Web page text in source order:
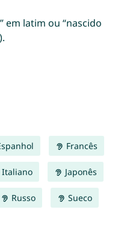
em latim ou “nascido
Francês
Italiano Japonês
Russo Sueco